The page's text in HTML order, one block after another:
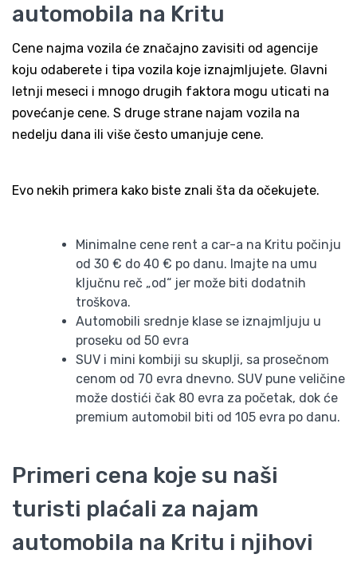
automobila na Kritu
Cene najma vozila će značajno zavisiti od agencije
koju odaberete i tipa vozila koje iznajmljujete. Glavni
letnji meseci i mnogo drugih faktora mogu uticati na
povećanje cene. S druge strane najam vozila na
nedelju dana ili više često umanjuje cene.
Evo nekih primera kako biste znali šta da očekujete.
Minimalne cene rent a car-a na Kritu počinju
od 30 € do 40 € po danu. Imajte na umu
ključnu reč „od“ jer može biti dodatnih
troškova.
Automobili srednje klase se iznajmljuju u
proseku od 50 evra
SUV i mini kombiji su skuplji, sa prosečnom
cenom od 70 evra dnevno. SUV pune veličine
može dostići čak 80 evra za početak, dok će
premium automobil biti od 105 evra po danu.
Primeri cena koje su naši
turisti plaćali za najam
automobila na Kritu i njihovi